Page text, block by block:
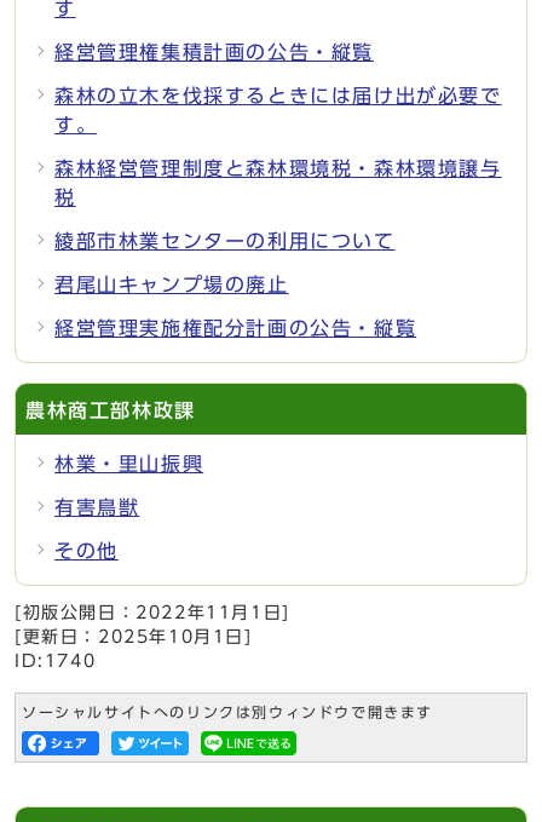
す
経営管理権集積計画の公告・縦覧
森林の立木を伐採するときには届け出が必要で
す。
森林経営管理制度と森林環境税・森林環境譲与
税
綾部市林業センターの利用について
君尾山キャンプ場の廃止
経営管理実施権配分計画の公告・縦覧
農林商工部林政課
林業・里山振興
有害鳥獣
その他
[初版公開日： 2022年11月1日
[更新日： 2025年10月1日
ID:1740
ソーシャルサイトへのリンクは別ウィンドウで開きます